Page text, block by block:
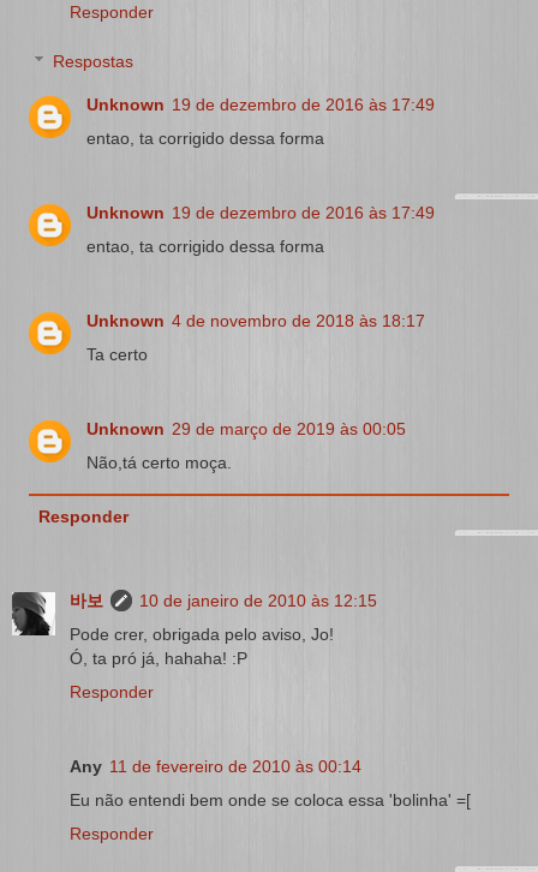
Responder
Respostas
Unknown 19 de dezembro de 2016 às 17:49
entao, ta corrigido dessa forma
Unknown 19 de dezembro de 2016 às 17:49
entao, ta corrigido dessa forma
Unknown 4 de novembro de 2018 às 18:17
Ta certo
Unknown 29 de março de 2019 às 00:05
Não,tá certo moça.
Responder
바보
10 de janeiro de 2010 às 12:15
Pode crer, obrigada pelo aviso, Jo!
Ó, ta pró já, hahaha! :P
Responder
Any 11 de fevereiro de 2010 às 00:14
Eu não entendi bem onde se coloca essa 'bolinha' =[
Responder